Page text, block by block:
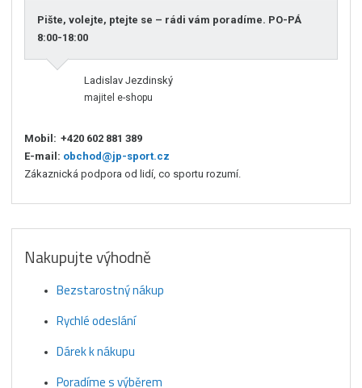
Pište, volejte, ptejte se – rádi vám poradíme. PO-PÁ
8:00-18:00
Ladislav Jezdinský
majitel e-shopu
Mobil: +420 602 881 389
E-mail: obchod@jp-sport.cz
Zákaznická podpora od lidí, co sportu rozumí.
Nakupujte výhodně
Bezstarostný nákup
Rychlé odeslání
Dárek k nákupu
Poradíme s výběrem